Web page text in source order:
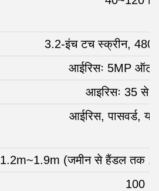
3.2-इंच टच स्क्रीन,
आईरिसः 5MP
आइरिसः 35 से
आईरिस, पासवर्ड,
1.2m~1.9m (जमीन से हैंडल तक 1
100